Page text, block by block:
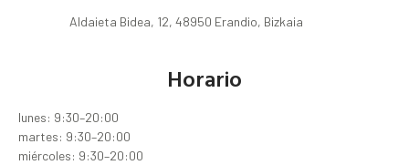
Aldaieta Bidea, 12, 48950 Erandio, Bizkaia
Horario
lunes: 9:30–20:00
martes: 9:30–20:00
miércoles: 9:30–20:00